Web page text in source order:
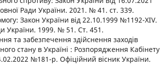
Ради України. 2021. № 41. ст. 339.
Закон України від 22.10.1999 №1192-XIV.
України. 1999. № 51. Ст. 451.
та забезпечення здійснення заходів
стану в Україні : Розпорядження Кабінету
№181-р. Офіційний вісник України.